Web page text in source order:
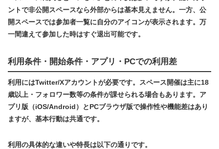
ントで非公開スペースなら外部からは基本見えません。一方、公
開スペースでは参加者一覧に自分のアイコンが表示されます。万
一間違えて参加した時はすぐ退出可能です。
利用条件・開始条件・アプリ・PCでの利用差
利用にはTwitter/Xアカウントが必要です。スペース開催は主に18
歳以上・フォロワー数等の条件が課せられる場合もあります。ア
プリ版（iOS/Android）とPCブラウザ版で操作性や機能差はあり
ますが、基本行動は共通です。
利用の具体的な違いや特長は以下の通りです。